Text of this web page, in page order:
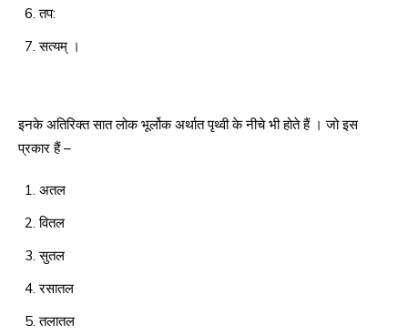
तप:
सत्यम् ।
इनके अतिरिक्त सात लोक भूर्लोक अर्थात पृथ्वी के नीचे भी होते हैं । जो इस
प्रकार हैं –
अतल
वितल
सुतल
रसातल
तलातल